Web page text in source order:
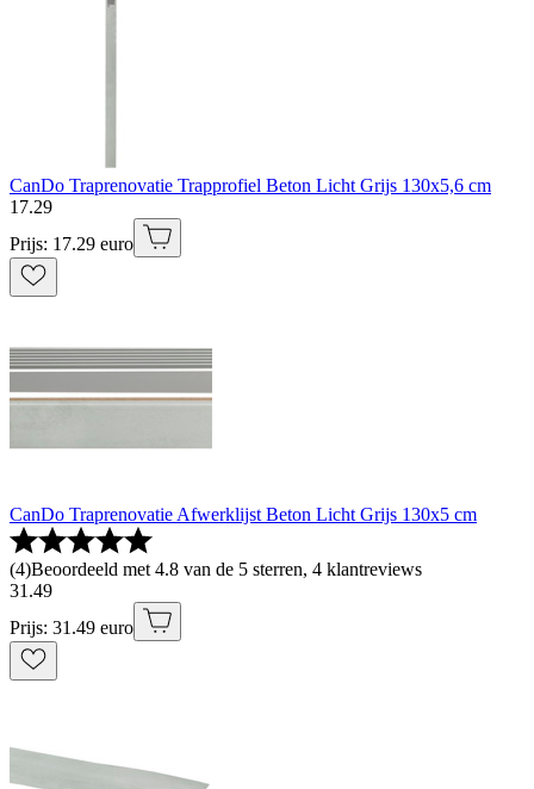
CanDo Traprenovatie Trapprofiel Beton Licht Grijs 130x5,6 cm
17.29
Prijs: 17.29 euro
CanDo Traprenovatie Afwerklijst Beton Licht Grijs 130x5 cm
(4)Beoordeeld met 4.8 van de 5 sterren, 4 klantreviews
31 .49
Prijs: 31.49 euro